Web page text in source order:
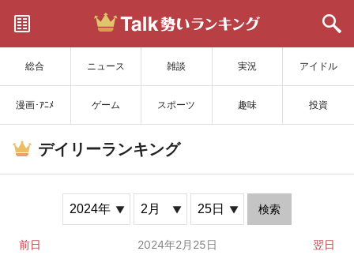
総合 ニュース 雑談 実況 アイドル
漫画･ｱﾆﾒ ゲーム スポーツ 趣味 投資
サイトを更新
デイリーランキング
検索
前日 2024年2月25日 翌日